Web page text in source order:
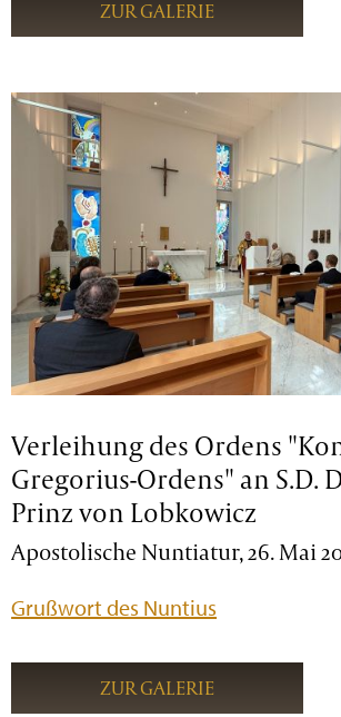
ZUR GALERIE
Verleihung des Ordens
Gregorius-Ordens" an S.D.
Prinz von Lobkowicz
Apostolische Nuntiatur, 26. Mai
Grußwort des Nuntius
ZUR GALERIE